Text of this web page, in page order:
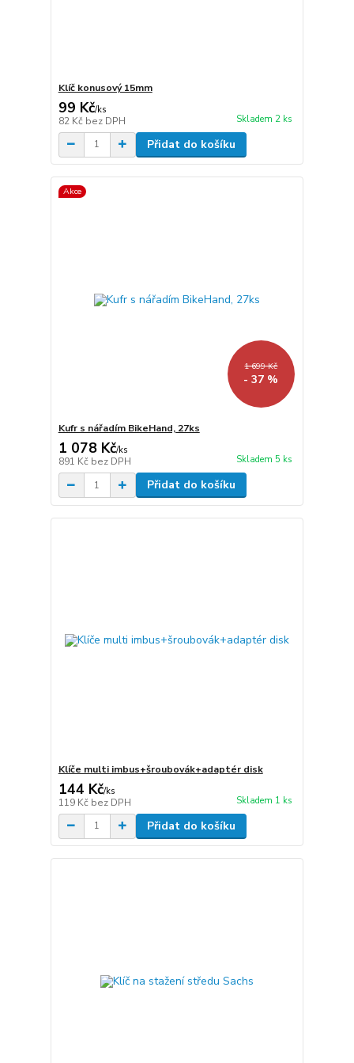
Klíč konusový 15mm
99 Kč/ks
82 Kč bez DPH Skladem 2 ks
Přidat do košíku
Akce
1 699 Kč
- 37 %
Kufr s nářadím BikeHand, 27ks
1 078 Kč/ks
891 Kč bez DPH Skladem 5 ks
Přidat do košíku
Klíče multi imbus+šroubovák+adaptér disk
144 Kč/ks
119 Kč bez DPH Skladem 1 ks
Přidat do košíku